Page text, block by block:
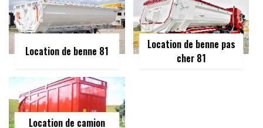
Location de benne 81
Location de benne pas
cher 81
Location de camion